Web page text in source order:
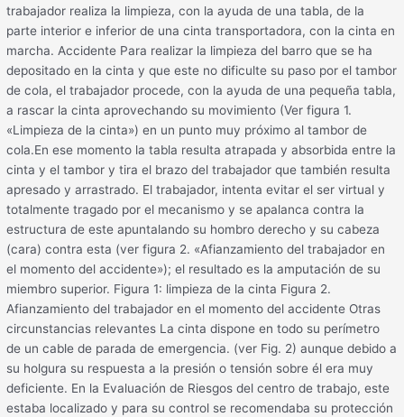
trabajador realiza la limpieza, con la ayuda de una tabla, de la
parte interior e inferior de una cinta transportadora, con la cinta en
marcha. Accidente Para realizar la limpieza del barro que se ha
depositado en la cinta y que este no dificulte su paso por el tambor
de cola, el trabajador procede, con la ayuda de una pequeña tabla,
a rascar la cinta aprovechando su movimiento (Ver figura 1.
«Limpieza de la cinta») en un punto muy próximo al tambor de
cola.En ese momento la tabla resulta atrapada y absorbida entre la
cinta y el tambor y tira el brazo del trabajador que también resulta
apresado y arrastrado. El trabajador, intenta evitar el ser virtual y
totalmente tragado por el mecanismo y se apalanca contra la
estructura de este apuntalando su hombro derecho y su cabeza
(cara) contra esta (ver figura 2. «Afianzamiento del trabajador en
el momento del accidente»); el resultado es la amputación de su
miembro superior. Figura 1: limpieza de la cinta Figura 2.
Afianzamiento del trabajador en el momento del accidente Otras
circunstancias relevantes La cinta dispone en todo su perímetro
de un cable de parada de emergencia. (ver Fig. 2) aunque debido a
su holgura su respuesta a la presión o tensión sobre él era muy
deficiente. En la Evaluación de Riesgos del centro de trabajo, este
estaba localizado y para su control se recomendaba su protección